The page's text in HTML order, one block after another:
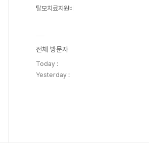
탈모치료지원비
전체 방문자
Today :
Yesterday :